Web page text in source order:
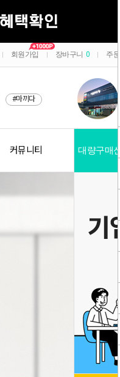
회원가입 장바구니 0 주
#마끼다
커뮤니티 대량구매